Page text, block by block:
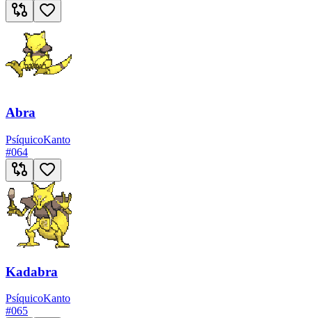
Abra
PsíquicoKanto
#064
Kadabra
PsíquicoKanto
#065